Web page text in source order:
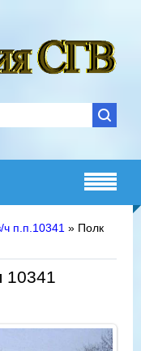
ч п.п.10341 » Полк
10341